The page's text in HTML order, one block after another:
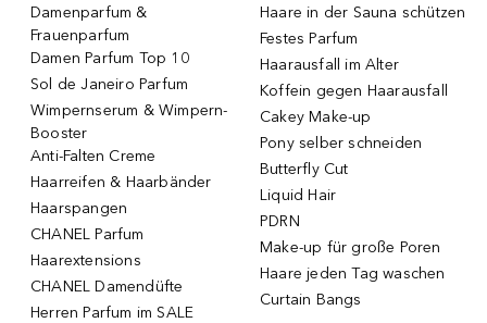
Damenparfum &
Frauenparfum
Damen Parfum Top 10
Sol de Janeiro Parfum
Wimpernserum & Wimpern-
Booster
Anti-Falten Creme
Haarreifen & Haarbänder
Haarspangen
CHANEL Parfum
Haarextensions
CHANEL Damendüfte
Herren Parfum im SALE
Haare in der Sauna schützen
Festes Parfum
Haarausfall im Alter
Koffein gegen Haarausfall
Cakey Make-up
Pony selber schneiden
Butterfly Cut
Liquid Hair
PDRN
Make-up für große Poren
Haare jeden Tag waschen
Curtain Bangs